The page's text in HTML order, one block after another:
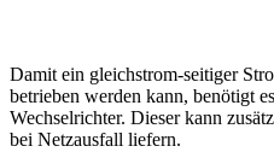
Damit ein gleichstrom-seitiger
betrieben werden kann, benötigt
Wechselrichter. Dieser kann
bei Netzausfall liefern.